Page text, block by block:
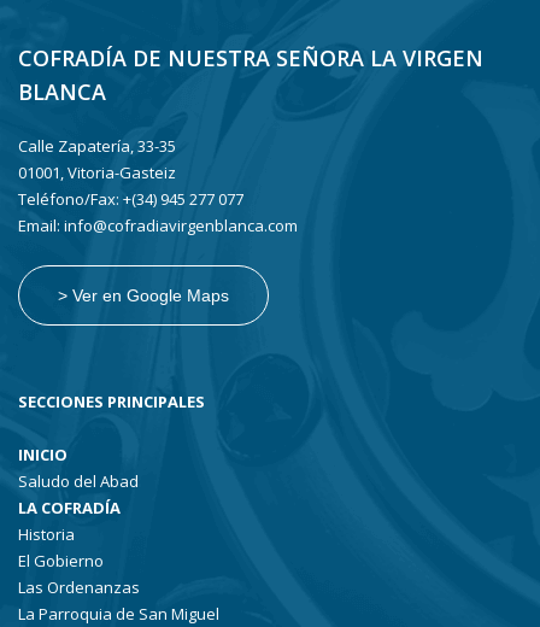
COFRADÍA DE NUESTRA SEÑORA LA VIRGEN
BLANCA
Calle Zapatería, 33-35
01001, Vitoria-Gasteiz
Teléfono/Fax: +(34) 945 277 077
Email: info@cofradiavirgenblanca.com
> Ver en Google Maps
SECCIONES PRINCIPALES
INICIO
Saludo del Abad
LA COFRADÍA
Historia
El Gobierno
Las Ordenanzas
La Parroquia de San Miguel